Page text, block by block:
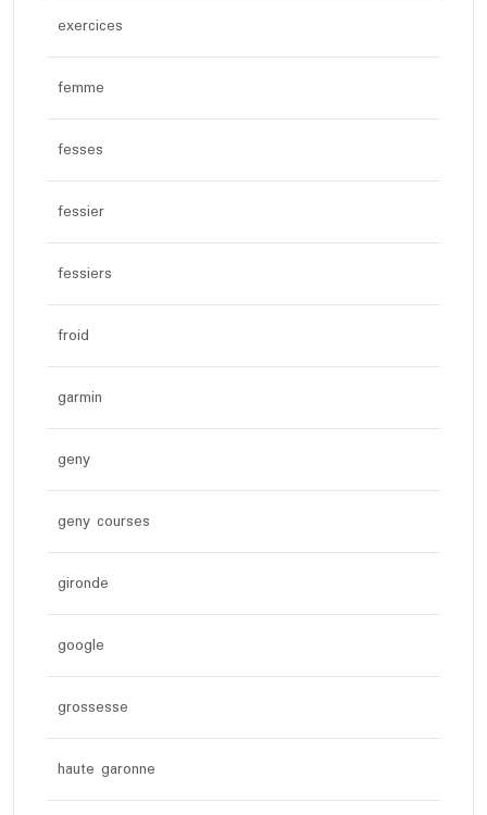
exercices
femme
fesses
fessier
fessiers
froid
garmin
geny
geny courses
gironde
google
grossesse
haute garonne